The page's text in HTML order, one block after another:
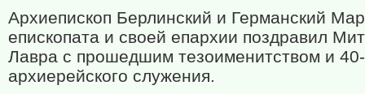
Архиепископ Берлинский и Германский
епископата и своей епархии поздравил
Лавра с прошедшим тезоименитством и
архиерейского служения.